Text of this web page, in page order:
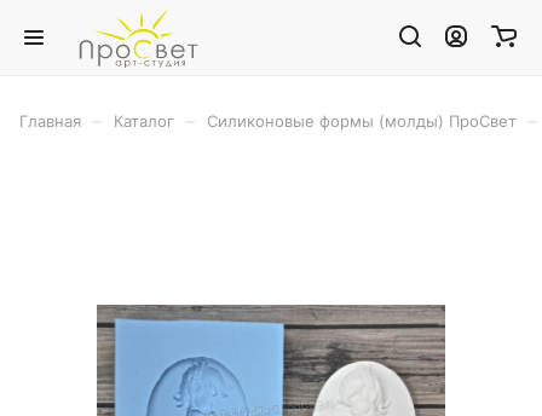
Главная Каталог Силиконовые формы (молды) ПроСвет